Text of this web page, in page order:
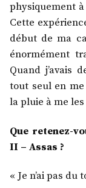
physiquement
Cette
début de ma
énormément
Quand j’avais
tout seul en me
la pluie à me
Que retenez-
II – Assas ?
« Je n’ai pas du